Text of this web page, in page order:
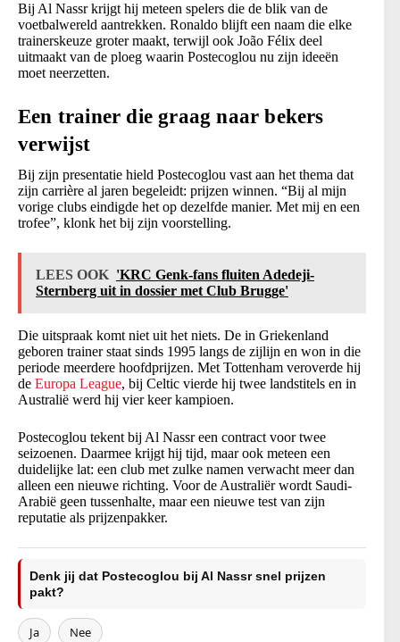
Bij Al Nassr krijgt hij meteen spelers die de blik van de
voetbalwereld aantrekken. Ronaldo blijft een naam die elke
trainerskeuze groter maakt, terwijl ook João Félix deel
uitmaakt van de ploeg waarin Postecoglou nu zijn ideeën
moet neerzetten.
Een trainer die graag naar bekers
verwijst
Bij zijn presentatie hield Postecoglou vast aan het thema dat
zijn carrière al jaren begeleidt: prijzen winnen. “Bij al mijn
vorige clubs eindigde het op dezelfde manier. Met mij en een
trofee”, klonk het bij zijn voorstelling.
LEES OOK 'KRC Genk-fans fluiten Adedeji-
Sternberg uit in dossier met Club Brugge'
Die uitspraak komt niet uit het niets. De in Griekenland
geboren trainer staat sinds 1995 langs de zijlijn en won in die
periode meerdere hoofdprijzen. Met Tottenham veroverde hij
de Europa League, bij Celtic vierde hij twee landstitels en in
Australië werd hij vier keer kampioen.
Postecoglou tekent bij Al Nassr een contract voor twee
seizoenen. Daarmee krijgt hij tijd, maar ook meteen een
duidelijke lat: een club met zulke namen verwacht meer dan
alleen een nieuwe richting. Voor de Australiër wordt Saudi-
Arabië geen tussenhalte, maar een nieuwe test van zijn
reputatie als prijzenpakker.
Denk jij dat Postecoglou bij Al Nassr snel prijzen
pakt?
Ja Nee